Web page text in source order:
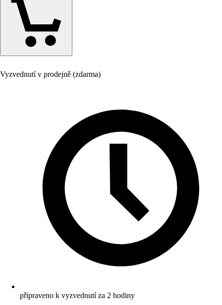
Vyzvednutí v prodejně (zdarma)
připraveno k vyzvednutí za 2 hodiny